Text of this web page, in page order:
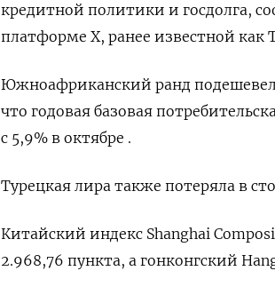
кредитной политики и госдолга,
платформе X, ранее известной как
Южноафриканский ранд подешевел
что годовая базовая
с 5,9% в октябре .
Турецкая лира также потеряла в
Китайский индекс Shanghai
2.968,76 пункта, а гонконгский